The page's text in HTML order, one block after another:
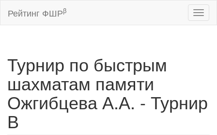
Рейтинг ФШРβ
Турнир по быстрым
шахматам памяти
Ожгибцева А.А. - Турнир
В